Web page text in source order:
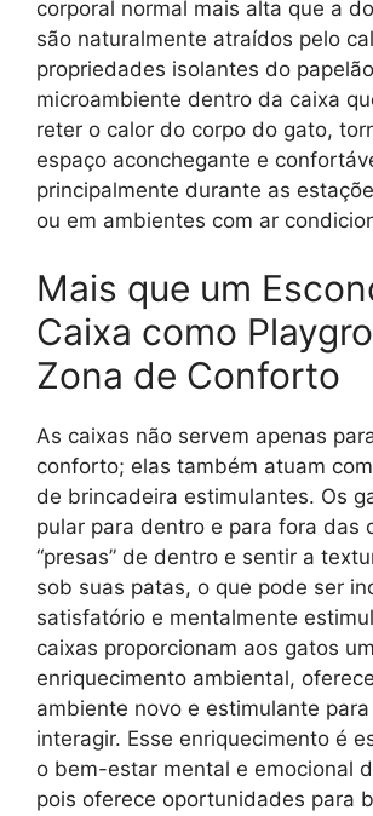
corporal normal mais alta que a
são naturalmente atraídos pelo
propriedades isolantes do
microambiente dentro da caixa
reter o calor do corpo do gato,
espaço aconchegante e
principalmente durante as
ou em ambientes com ar
Mais que um
Caixa como
Zona de Conforto
As caixas não servem apenas
conforto; elas também atuam
de brincadeira estimulantes. Os
pular para dentro e para fora das
“presas” de dentro e sentir a
sob suas patas, o que pode ser
satisfatório e mentalmente
caixas proporcionam aos gatos
enriquecimento ambiental,
ambiente novo e estimulante
interagir. Esse enriquecimento é
o bem-estar mental e emocional
pois oferece oportunidades para